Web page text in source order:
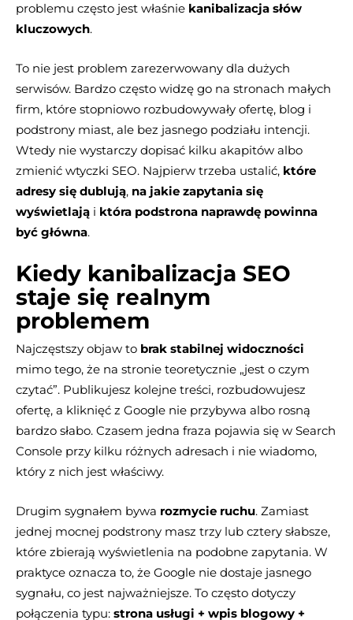
problemu często jest właśnie kanibalizacja słów
kluczowych.
To nie jest problem zarezerwowany dla dużych
serwisów. Bardzo często widzę go na stronach małych
firm, które stopniowo rozbudowywały ofertę, blog i
podstrony miast, ale bez jasnego podziału intencji.
Wtedy nie wystarczy dopisać kilku akapitów albo
zmienić wtyczki SEO. Najpierw trzeba ustalić, które
adresy się dublują, na jakie zapytania się
wyświetlają i która podstrona naprawdę powinna
być główna.
Kiedy kanibalizacja SEO
staje się realnym
problemem
Najczęstszy objaw to brak stabilnej widoczności
mimo tego, że na stronie teoretycznie „jest o czym
czytać”. Publikujesz kolejne treści, rozbudowujesz
ofertę, a kliknięć z Google nie przybywa albo rosną
bardzo słabo. Czasem jedna fraza pojawia się w Search
Console przy kilku różnych adresach i nie wiadomo,
który z nich jest właściwy.
Drugim sygnałem bywa rozmycie ruchu. Zamiast
jednej mocnej podstrony masz trzy lub cztery słabsze,
które zbierają wyświetlenia na podobne zapytania. W
praktyce oznacza to, że Google nie dostaje jasnego
sygnału, co jest najważniejsze. To często dotyczy
połączenia typu: strona usługi + wpis blogowy +